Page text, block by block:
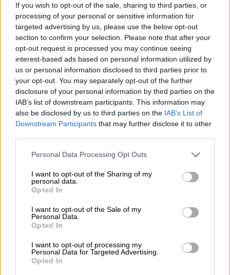
If you wish to opt-out of the sale, sharing to third parties, or
processing of your personal or sensitive information for
targeted advertising by us, please use the below opt-out
section to confirm your selection. Please note that after your
opt-out request is processed you may continue seeing
interest-based ads based on personal information utilized by
us or personal information disclosed to third parties prior to
your opt-out. You may separately opt-out of the further
disclosure of your personal information by third parties on the
IAB’s list of downstream participants. This information may
also be disclosed by us to third parties on the IAB’s List of
Downstream Participants that may further disclose it to other
Please note that this website/app uses one or more Google
not limited to your visit or usage behaviour. You may click to
grant or deny consent to Google and its third-party tags to
use your data for below specified purposes in below Google
consent section.
Personal Data Processing Opt Outs
I want to opt-out of the Sharing of my
personal data.
Opted In
I want to opt-out of the Sale of my
Personal Data.
Opted In
I want to opt-out of processing my
Personal Data for Targeted Advertising.
Opted In
βήματα έπρεπε να κάνω 3 και 4
παραστάσεις ταυτόχρονα, για να
επιβιώσω»
Ο ηθοποιός μίλησε για τα πρώτα χρόνια της
καριέρας του.
Lifestyle|29.06.2024 10:21